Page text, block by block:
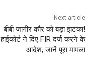
Next article
बीबी जागीर कौर को बड़ा झटका!
हाईकोर्ट ने दिए FIR दर्ज करने के
आदेश, जानें पूरा मामला